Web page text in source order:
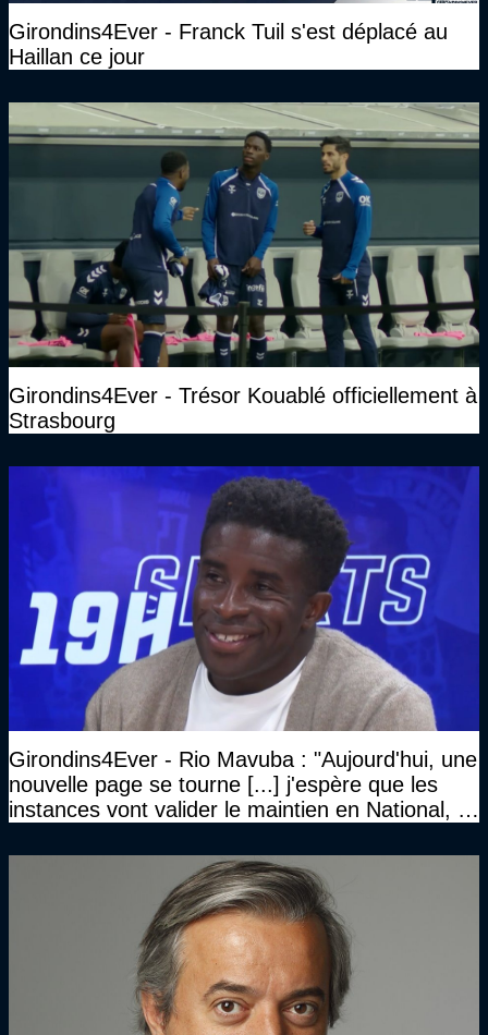
Girondins4Ever - Franck Tuil s'est déplacé au
Haillan ce jour
Girondins4Ever - Trésor Kouablé officiellement à
Strasbourg
Girondins4Ever - Rio Mavuba : "Aujourd'hui, une
nouvelle page se tourne [...] j'espère que les
instances vont valider le maintien en National, et
haut niveau"